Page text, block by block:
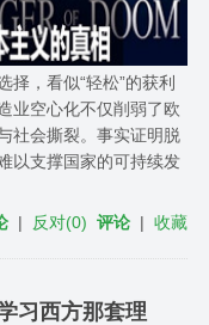
，看似“轻松”的获利
业空心化不仅削弱了欧
社会撕裂。事实证明脱
以支撑国家的可持续发
| 反对(0) 评论 |收藏
习西方那套理